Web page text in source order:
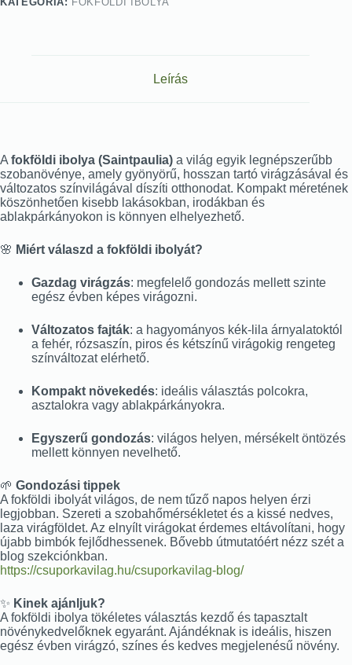
Leírás
A fokföldi ibolya (Saintpaulia) a világ egyik legnépszerűbb
szobanövénye, amely gyönyörű, hosszan tartó virágzásával és
változatos színvilágával díszíti otthonodat. Kompakt méretének
köszönhetően kisebb lakásokban, irodákban és
ablakpárkányokon is könnyen elhelyezhető.
🌸 Miért válaszd a fokföldi ibolyát?
Gazdag virágzás: megfelelő gondozás mellett szinte
egész évben képes virágozni.
Változatos fajták: a hagyományos kék-lila árnyalatoktól
a fehér, rózsaszín, piros és kétszínű virágokig rengeteg
színváltozat elérhető.
Kompakt növekedés: ideális választás polcokra,
asztalokra vagy ablakpárkányokra.
Egyszerű gondozás: világos helyen, mérsékelt öntözés
mellett könnyen nevelhető.
🌱 Gondozási tippek
A fokföldi ibolyát világos, de nem tűző napos helyen érzi
legjobban. Szereti a szobahőmérsékletet és a kissé nedves,
laza virágföldet. Az elnyílt virágokat érdemes eltávolítani, hogy
újabb bimbók fejlődhessenek. Bővebb útmutatóért nézz szét a
blog szekciónkban.
https://csuporkavilag.hu/csuporkavilag-blog/
✨ Kinek ajánljuk?
A fokföldi ibolya tökéletes választás kezdő és tapasztalt
növénykedvelőknek egyaránt. Ajándéknak is ideális, hiszen
egész évben virágzó, színes és kedves megjelenésű növény.